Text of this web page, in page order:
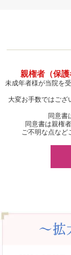
親権者（保
未成年者様が当院を
大変お手数ではござ
同意書
同意書は親権
ご不明な点など